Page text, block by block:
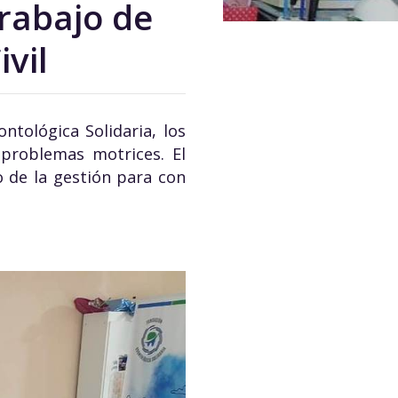
de
Solidaria, los
motrices. El
la gestión para con